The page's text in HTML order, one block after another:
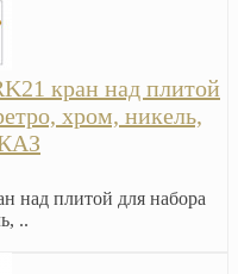
кран над плитой
хром, никель,
над плитой для набора
..